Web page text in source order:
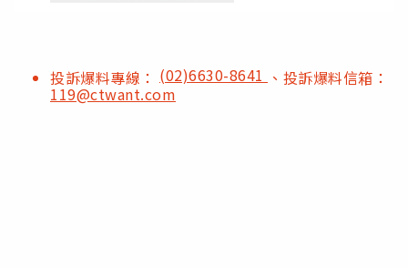
投訴爆料專線： (02)6630-8641 、投訴爆料信箱：
119@ctwant.com